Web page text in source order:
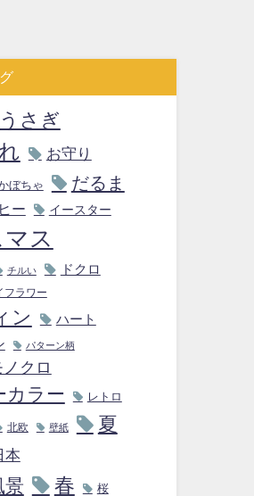
うさぎ
お守り
ぼちゃ だるま
ー イースター
ス
チルい ドクロ
フラワー
ン
ハート
パターン柄
ノクロ
カラー レトロ
北欧 壁紙 夏
本
景 春 桜